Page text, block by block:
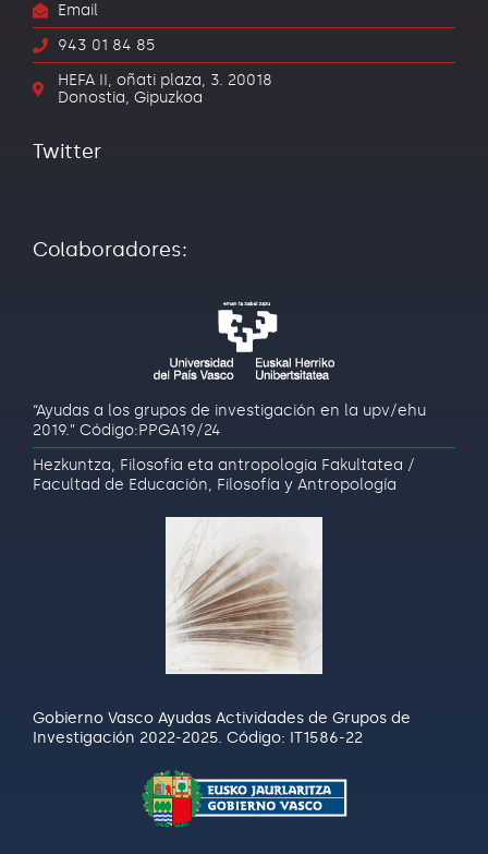
Email
943 01 84 85
HEFA II, oñati plaza, 3. 20018
Donostia, Gipuzkoa
Twitter
Colaboradores:
“Ayudas a los grupos de investigación en la upv/ehu
2019.” Código:PPGA19/24
Hezkuntza, Filosofia eta antropologia Fakultatea /
Facultad de Educación, Filosofía y Antropología
Gobierno Vasco Ayudas Actividades de Grupos de
Investigación 2022-2025. Código: IT1586-22